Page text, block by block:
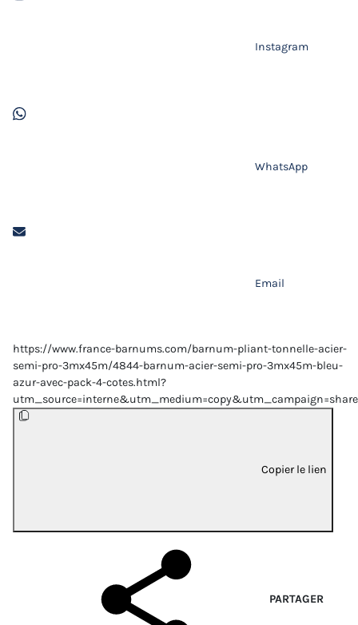
Instagram
WhatsApp
Email
https://www.france-barnums.com/barnum-pliant-tonnelle-acier-
semi-pro-3mx45m/4844-barnum-acier-semi-pro-3mx45m-bleu-
azur-avec-pack-4-cotes.html?
Copier le lien
PARTAGER